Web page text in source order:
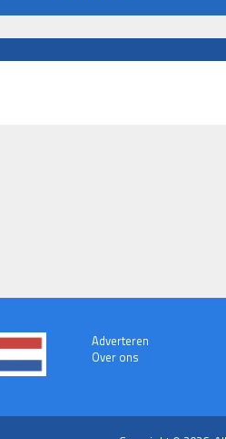
Adverteren
Over ons